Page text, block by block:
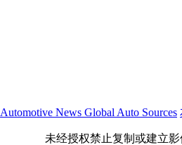
Automotive News Global Auto Sources
未经授权禁止复制或建立